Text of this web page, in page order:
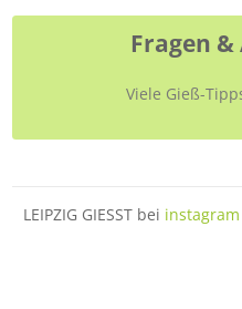
Fragen
Viele Gieß-
LEIPZIG GIESST bei instagram